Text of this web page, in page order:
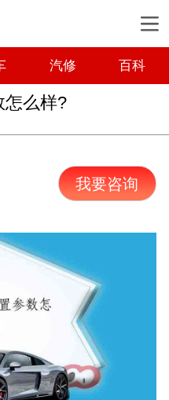
汽修 百科
怎么样?
我要咨询